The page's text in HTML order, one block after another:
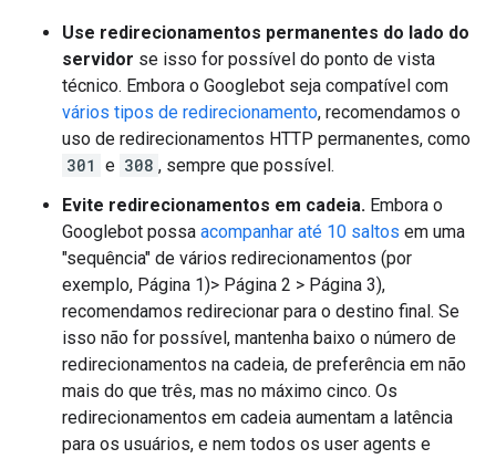
Use redirecionamentos permanentes do lado do
servidor se isso for possível do ponto de vista
técnico. Embora o Googlebot seja compatível com
vários tipos de redirecionamento, recomendamos o
uso de redirecionamentos HTTP permanentes, como
301 e 308 , sempre que possível.
Evite redirecionamentos em cadeia. Embora o
Googlebot possa acompanhar até 10 saltos em uma
"sequência" de vários redirecionamentos (por
exemplo, Página 1)> Página 2 > Página 3),
recomendamos redirecionar para o destino final. Se
isso não for possível, mantenha baixo o número de
redirecionamentos na cadeia, de preferência em não
mais do que três, mas no máximo cinco. Os
redirecionamentos em cadeia aumentam a latência
para os usuários, e nem todos os user agents e